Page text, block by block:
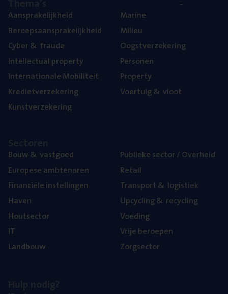
Aan­spra­ke­lijk­heid
Beroeps­aan­spra­ke­lijk­heid
Cyber& fraude
Intel­lec­tu­al property
Inter­na­ti­o­na­le Mobiliteit
Kre­diet­ver­ze­ke­ring
Kunst­ver­ze­ke­ring
Mari­ne
Mili­eu
Oogst­ver­ze­ke­ring
Per­so­nen
Pro­per­ty
Voer­tuig& vloot
Bouw& vastgoed
Euro­pe­se ambtenaren
Finan­ci­ë­le instellingen
Haven
Hout­sec­tor
IT
Land­bouw
Publie­ke sec­tor / Overheid
Retail
Trans­port& logistiek
Upcy­cling& recycling
Voe­ding
Vrije beroe­pen
Zorg­sec­tor